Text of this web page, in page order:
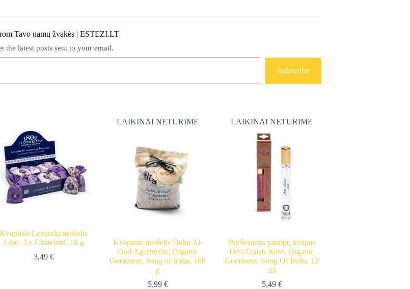
Tavo namų žvakės | ESTEZI.LT
the latest posts sent to your email.
Subscribe
Kvapusis Levandų maišelis
Lilac, Le Chatelard, 18 g
3,49 €
LAIKINAI NETURIME
Kvapusis maišelis Dehn Al-
Oud Agarmedis, Organic
Goodness, Song of India, 100
g
5,99 €
LAIKINAI NETURIME
Purškiamas patalpų kvapas
Desi Gulab Rose, Organic
Goodness, Song Of India, 12
ml
5,49 €